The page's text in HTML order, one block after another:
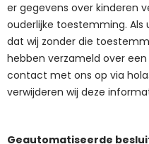
er gegevens over kinderen
ouderlijke toestemming.
dat wij zonder die
hebben verzameld over
contact met ons op via
verwijderen wij deze
Geautomatiseerde